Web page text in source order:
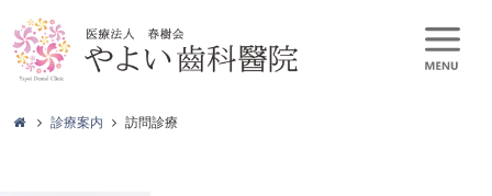
診療案内 訪問診療